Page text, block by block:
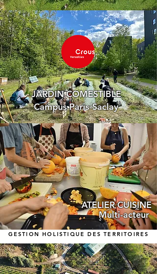
JARDIN COMESTIBLE
Campus Paris-Saclay
ATELIER CUISINE
Multi-acteur
GESTION HOLISTIQUE DES TERRITOIRES